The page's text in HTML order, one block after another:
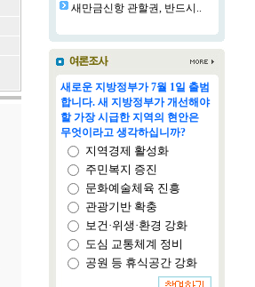
새만금신항 관할권, 반드시..
새로운 지방정부가 7월 1일 출범
합니다. 새 지방정부가 개선해야
할 가장 시급한 지역의 현안은
무엇이라고 생각하십니까?
지역경제 활성화
주민복지 증진
문화예술체육 진흥
관광기반 확충
보건·위생·환경 강화
도심 교통체계 정비
공원 등 휴식공간 강화